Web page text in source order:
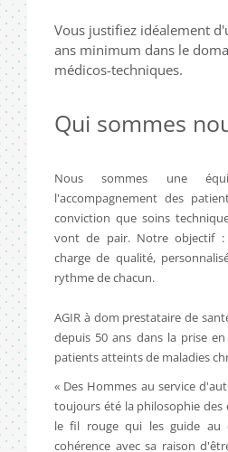
Vous justifiez idéalement
ans minimum dans le
médicos-techniques.
Qui sommes
Nous sommes une
l'accompagnement des
conviction que soins
vont de pair. Notre objectif :
charge de qualité,
rythme de chacun.
AGIR à dom prestataire de
depuis 50 ans dans la prise
patients atteints de maladies
« Des Hommes au service
toujours été la philosophie des
le fil rouge qui les guide au
cohérence avec sa raison